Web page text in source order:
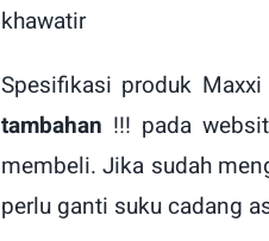
khawatir
Spesifikasi produk
tambahan !!! pada
membeli. Jika sudah
perlu ganti suku cadang